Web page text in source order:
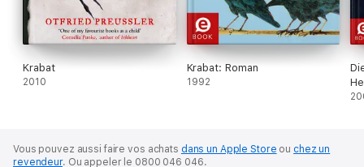
Krabat
2010
Krabat: Roman
1992
Vous pouvez aussi faire vos achats dans un Apple Store ou chez un
revendeur. Ou appeler le 0800 046 046.